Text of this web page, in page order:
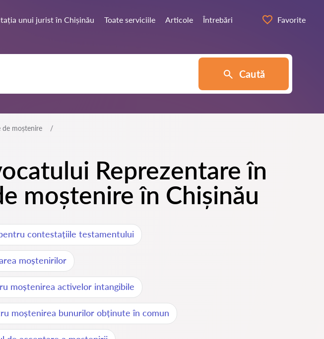
unui jurist în Chișinău Toate serviciile Articole Întrebări Favorite
Caută
de moștenire
Reprezentare în
moștenire în Chișinău
contestațiile testamentului
moștenirilor
moștenirea activelor intangibile
moștenirea bunurilor obținute în comun